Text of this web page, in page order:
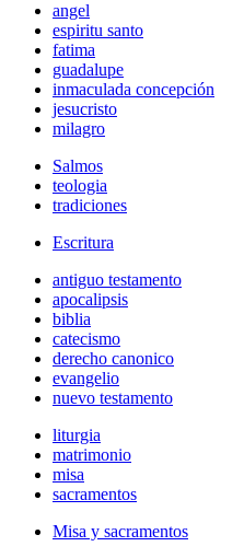
angel
espiritu santo
fatima
guadalupe
inmaculada concepción
jesucristo
milagro
Salmos
teologia
tradiciones
Escritura
antiguo testamento
apocalipsis
biblia
catecismo
derecho canonico
evangelio
nuevo testamento
liturgia
matrimonio
misa
sacramentos
Misa y sacramentos